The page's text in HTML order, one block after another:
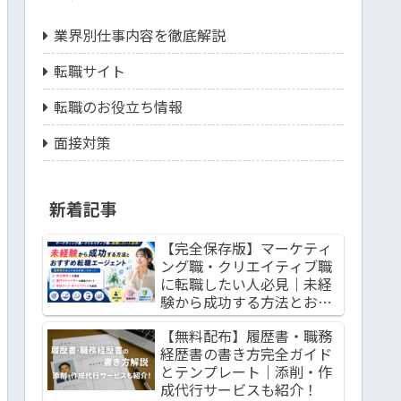
業界別仕事内容を徹底解説
転職サイト
転職のお役立ち情報
面接対策
新着記事
【完全保存版】マーケティ
ング職・クリエイティブ職
に転職したい人必見｜未経
験から成功する方法とおす
すめ転職エージェント
【無料配布】履歴書・職務
経歴書の書き方完全ガイド
とテンプレート｜添削・作
成代行サービスも紹介！